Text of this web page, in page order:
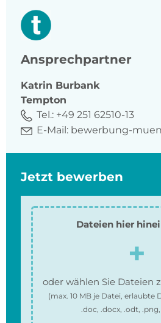
Ansprechpartner
Katrin Burbank
Tempton
Tel.: +49 251 62510-13
E-Mail: bewerbung-
Jetzt bewerben
Dateien hier
oder wählen Sie Dateien
(max. 10 MBje Datei, erlaubte
.doc, .docx, .odt,